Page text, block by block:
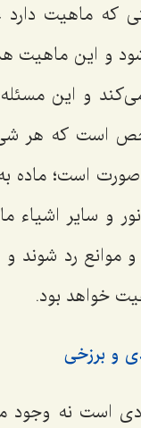
که ماهیت
و این ماهیت
می‌کند و این
است که هر
است؛ ماده
و سایر
موانع رد
خواهد بود.
و برزخی
است نه وجود